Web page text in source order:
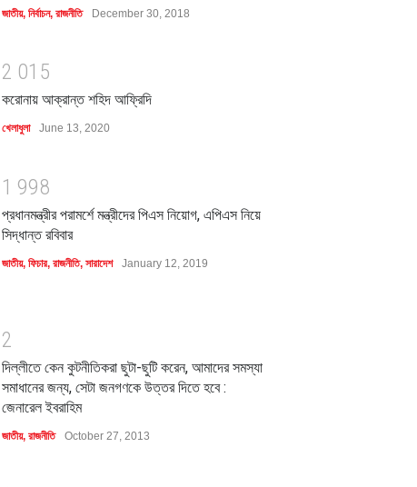
জাতীয়, নির্বাচন, রাজনীতি December 30, 2018
2 01 5
করোনায় আক্রান্ত শহিদ আফ্রিদি
খেলাধুলা June 13, 2020
1 998
প্রধানমন্ত্রীর পরামর্শে মন্ত্রীদের পিএস নিয়োগ, এপিএস নিয়ে
সিদ্ধান্ত রবিবার
জাতীয়, ফিচার, রাজনীতি, সারাদেশ January 12, 2019
2
দিল্লীতে কেন কুটনীতিকরা ছুটা-ছুটি করেন, আমাদের সমস্যা
সমাধানের জন্য, সেটা জনগণকে উত্তর দিতে হবে :
জেনারেল ইবরাহিম
জাতীয়, রাজনীতি October 27, 2013